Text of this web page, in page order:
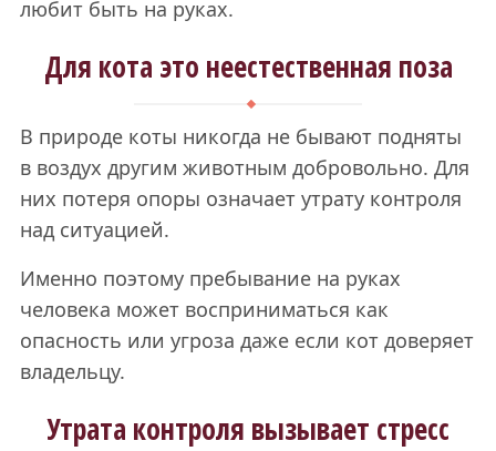
любит быть на руках.
Для кота это неестественная поза
В природе коты никогда не бывают подняты
в воздух другим животным добровольно. Для
них потеря опоры означает утрату контроля
над ситуацией.
Именно поэтому пребывание на руках
человека может восприниматься как
опасность или угроза даже если кот доверяет
владельцу.
Утрата контроля вызывает стресс